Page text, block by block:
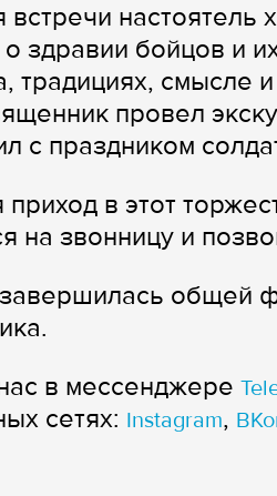
встречи
здравии бойцов и
традициях, смысле
провел
с праздником
в этот
на звонницу и
общей
в мессенджере
сетях: Instagram,